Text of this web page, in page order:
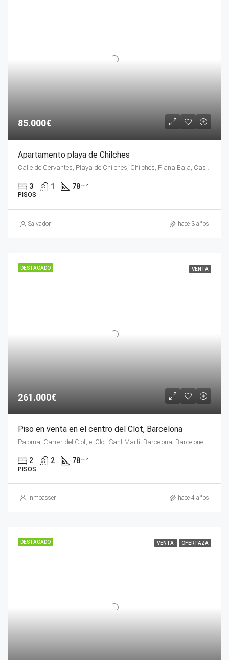
85.000€
Apartamento playa de Chilches
Calle de Cervantes, Playa de Chilches, Chilches, Plana Baja, Castellón, Comunidad Valenciana, 12593, España
3 1 78m²
PISOS
Salvador hace 3 años
DESTACADO VENTA
261.000€
Piso en venta en el centro del Clot, Barcelona
2 2 78m²
PISOS
inmoasser hace 4 años
DESTACADO VENTA OFERTAZA